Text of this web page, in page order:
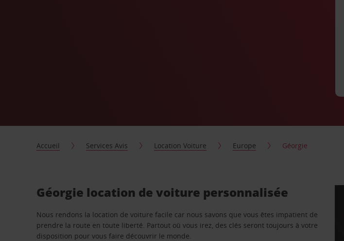
Accueil Services Avis Location Voiture Europe Géorgie
Géorgie location de voiture personnalisée
Nous rendons la location de voiture facile car nous savons que vous êtes impatient de
prendre la route en toute liberté. Partout où vous irez, des clés seront toujours à votre
disposition pour vous faire découvrir le monde.